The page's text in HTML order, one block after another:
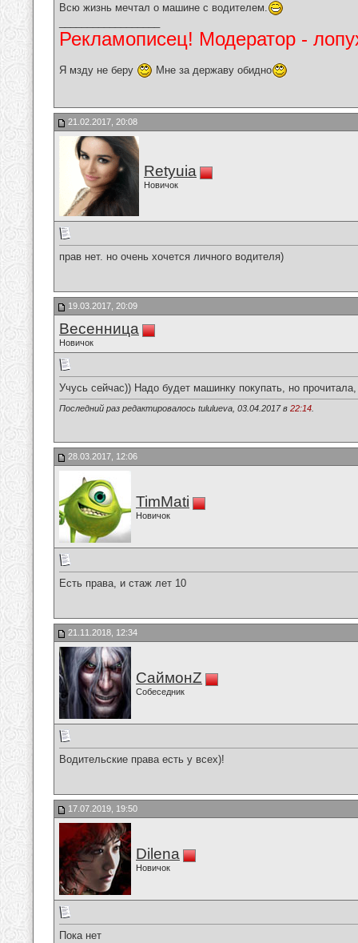
Всю жизнь мечтал о машине с водителем.
Рекламописец! Модератор -
Я мзду не беру Мне за державу обидно
21.02.2017, 20:08
Retyuia
Новичок
прав нет. но очень хочется личного водителя)
19.03.2017, 20:09
Весенница
Новичок
Учусь сейчас)) Надо будет машинку покупать, но
Последний раз редактировалось tululueva, 03.04.2017 в 22:14
28.03.2017, 12:06
TimMati
Новичок
Есть права, и стаж лет 10
21.11.2018, 12:34
СаймонZ
Собеседник
Водительские права есть у всех)!
17.07.2019, 19:50
Dilena
Новичок
Пока нет